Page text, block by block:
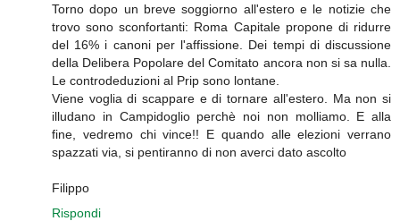
Torno dopo un breve soggiorno all'estero e le notizie che
trovo sono sconfortanti: Roma Capitale propone di ridurre
del 16% i canoni per l'affissione. Dei tempi di discussione
della Delibera Popolare del Comitato ancora non si sa nulla.
Le controdeduzioni al Prip sono lontane.
Viene voglia di scappare e di tornare all'estero. Ma non si
illudano in Campidoglio perchè noi non molliamo. E alla
fine, vedremo chi vince!! E quando alle elezioni verrano
spazzati via, si pentiranno di non averci dato ascolto
Filippo
Rispondi